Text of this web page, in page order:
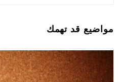
مواضيع قد تهمك